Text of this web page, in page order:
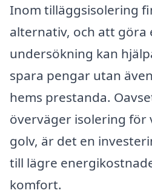
Inom tilläggsisolering
alternativ, och att göra
undersökning kan
spara pengar utan
hems prestanda.
överväger isolering för
golv, är det en
till lägre
komfort.